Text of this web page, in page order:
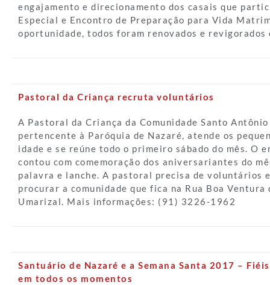
engajamento e direcionamento dos casais que
Especial e Encontro de Preparação para Vida
oportunidade, todos foram renovados e revigorados
Pastoral da Criança recruta voluntários
A Pastoral da Criança da Comunidade Santo
pertencente à Paróquia de Nazaré, atende os
idade e se reúne todo o primeiro sábado do mês. O
contou com comemoração dos aniversariantes do
palavra e lanche. A pastoral precisa de voluntários
procurar a comunidade que fica na Rua Boa Ventura
Umarizal. Mais informações: (91) 3226-1962
Santuário de Nazaré e a Semana Santa 2017 –
em todos os momentos